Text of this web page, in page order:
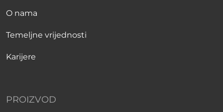
O nama
Temeljne vrijednosti
Karijere
PROIZVOD